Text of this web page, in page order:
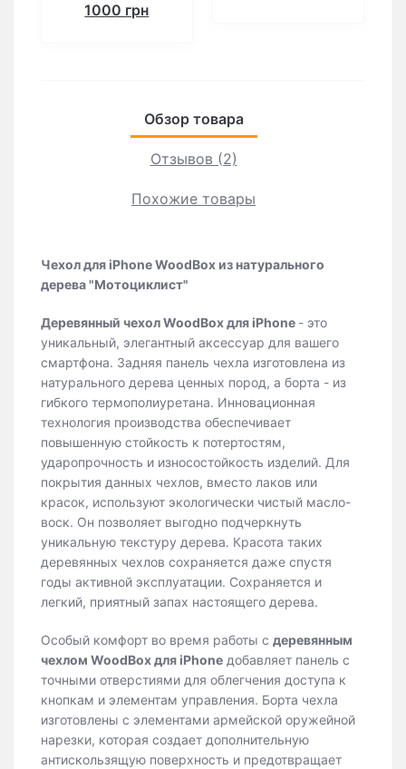
1000 грн
Обзор товара
Отзывов (2)
Похожие товары
Чехол для iPhone WoodBox из натурального
дерева "Мотоциклист"
Деревянный чехол WoodBox для iPhone - это
уникальный, элегантный аксессуар для вашего
смартфона. Задняя панель чехла изготовлена из
натурального дерева ценных пород, а борта - из
гибкого термополиуретана. Инновационная
технология производства обеспечивает
повышенную стойкость к потертостям,
ударопрочность и износостойкость изделий. Для
покрытия данных чехлов, вместо лаков или
красок, используют экологически чистый масло-
воск. Он позволяет выгодно подчеркнуть
уникальную текстуру дерева. Красота таких
деревянных чехлов сохраняется даже спустя
годы активной эксплуатации. Сохраняется и
легкий, приятный запах настоящего дерева.
Особый комфорт во время работы с деревянным
чехлом WoodBox для iPhone добавляет панель с
точными отверстиями для облегчения доступа к
кнопкам и элементам управления. Борта чехла
изготовлены с элементами армейской оружейной
нарезки, которая создает дополнительную
антискользящую поверхность и предотвращает